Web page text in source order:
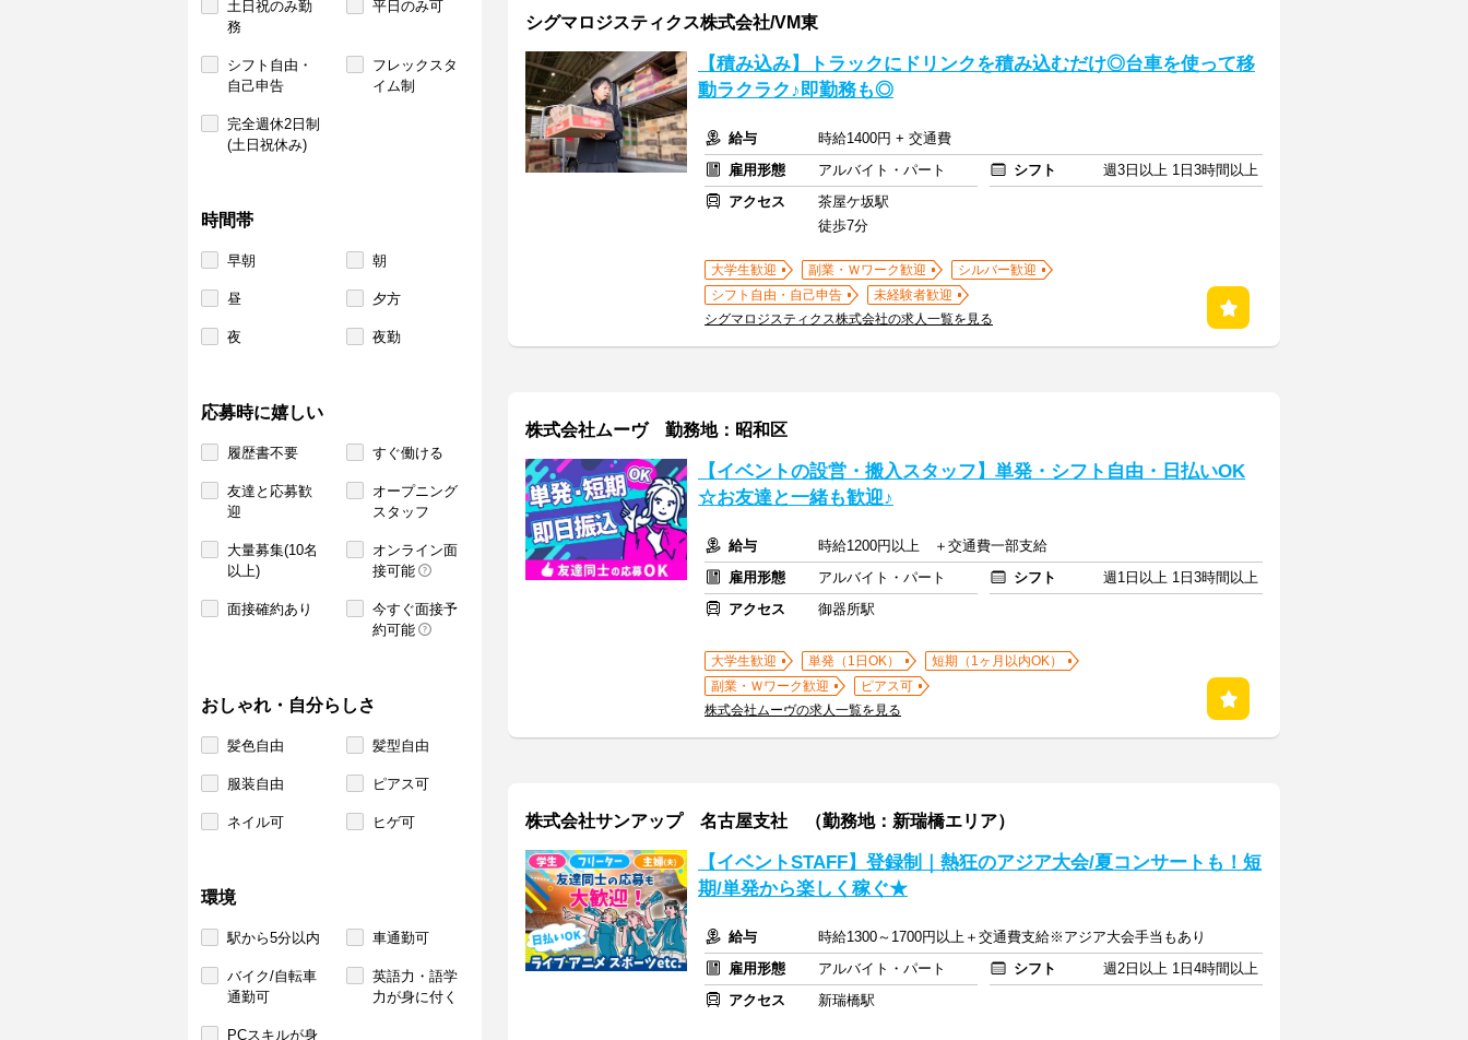
土日祝のみ勤
務
平日のみ可
シフト自由・
自己申告
フレックスタ
イム制
完全週休2日制
(土日祝休み)
時間帯
早朝 朝
昼 夕方
夜 夜勤
応募時に嬉しい
履歴書不要 すぐ働ける
友達と応募歓
迎
オープニング
スタッフ
大量募集(10名
以上)
オンライン面
接可能
面接確約あり
今すぐ面接予
約可能
おしゃれ・自分らしさ
髪色自由 髪型自由
服装自由 ピアス可
ネイル可 ヒゲ可
環境
駅から5分以内 車通勤可
バイク/自転車
通勤可
英語力・語学
力が身に付く
PCスキルが身
シグマロジスティクス株式会社/VM東
【積み込み】トラックにドリンクを積み込むだけ◎台車を使って移
動ラクラク♪即勤務も◎
給与
時給1400円 + 交通費
雇用形態
アルバイト・パート シフト
週3日以上 1日3時間以上
アクセス
茶屋ケ坂駅
徒歩7分
大学生歓迎 副業・Ｗワーク歓迎
シルバー歓迎
シフト自由・自己申告
未経験者歓迎
シグマロジスティクス株式会社の求人一覧を見る
株式会社ムーヴ 勤務地：昭和区
【イベントの設営・搬入スタッフ】単発・シフト自由・日払いOK
☆お友達と一緒も歓迎♪
給与
時給1200円以上 ＋交通費一部支給
雇用形態
アルバイト・パート シフト
週1日以上 1日3時間以上
アクセス
御器所駅
大学生歓迎 単発（1日OK）
短期（1ヶ月以内OK）
副業・Ｗワーク歓迎
ピアス可
株式会社ムーヴの求人一覧を見る
株式会社サンアップ 名古屋支社 （勤務地：新瑞橋エリア）
【イベントSTAFF】登録制｜熱狂のアジア大会/夏コンサートも！短
期/単発から楽しく稼ぐ★
給与
時給1300～1700円以上＋交通費支給※アジア大会手当もあり
雇用形態
アルバイト・パート シフト
週2日以上 1日4時間以上
アクセス
新瑞橋駅